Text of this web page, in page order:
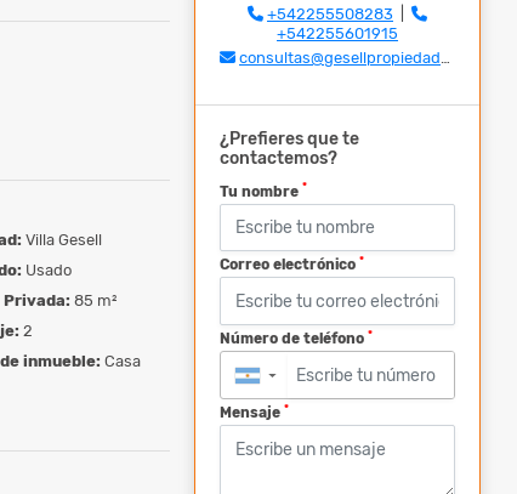
Villa Gesell
Usado
Privada: 85 m²
2
inmueble: Casa
+542255508283
+542255601915
consultas@gesellpropiedades.com
¿Prefieres que te
contactemos?
Tu nombre *
Correo electrónico *
Número de teléfono *
▼
Mensaje *